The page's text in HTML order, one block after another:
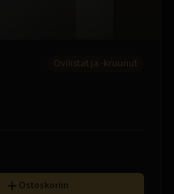
Ovilistat ja -kruunut
Ostoskoriin